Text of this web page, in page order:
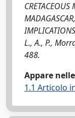
L., A., P.,
488.
Appare
1.1 Articolo